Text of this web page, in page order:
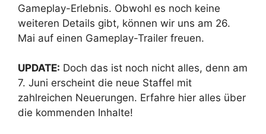
Gameplay-Erlebnis. Obwohl es noch keine
weiteren Details gibt, können wir uns am 26.
Mai auf einen Gameplay-Trailer freuen.
UPDATE: Doch das ist noch nicht alles, denn am
7. Juni erscheint die neue Staffel mit
zahlreichen Neuerungen. Erfahre hier alles über
die kommenden Inhalte!